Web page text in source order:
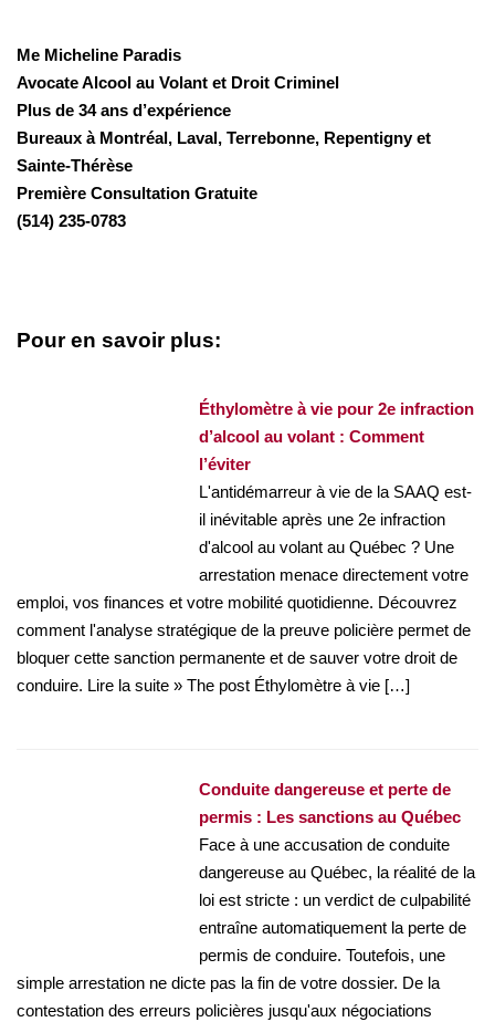
Me Micheline Paradis
Avocate Alcool au Volant et Droit Criminel
Plus de 34 ans d’expérience
Bureaux à Montréal, Laval, Terrebonne, Repentigny et
Sainte-Thérèse
Première Consultation Gratuite
(514) 235-0783
Pour en savoir plus:
Éthylomètre à vie pour 2e infraction
d’alcool au volant : Comment
l’éviter
L'antidémarreur à vie de la SAAQ est-
il inévitable après une 2e infraction
d'alcool au volant au Québec ? Une
arrestation menace directement votre
emploi, vos finances et votre mobilité quotidienne. Découvrez
comment l'analyse stratégique de la preuve policière permet de
bloquer cette sanction permanente et de sauver votre droit de
conduire. Lire la suite » The post Éthylomètre à vie […]
Conduite dangereuse et perte de
permis : Les sanctions au Québec
Face à une accusation de conduite
dangereuse au Québec, la réalité de la
loi est stricte : un verdict de culpabilité
entraîne automatiquement la perte de
permis de conduire. Toutefois, une
simple arrestation ne dicte pas la fin de votre dossier. De la
contestation des erreurs policières jusqu'aux négociations